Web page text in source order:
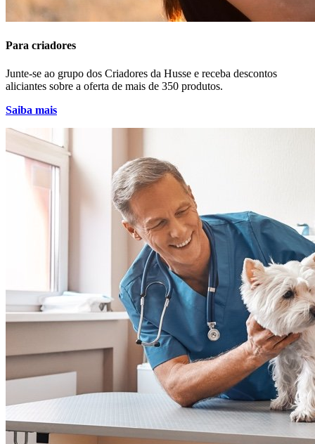
Para criadores
Junte-se ao grupo dos Criadores da Husse e receba descontos
aliciantes sobre a oferta de mais de 350 produtos.
Saiba mais